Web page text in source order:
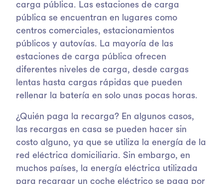
carga pública. Las estaciones de carga
pública se encuentran en lugares como
centros comerciales, estacionamientos
públicos y autovías. La mayoría de las
estaciones de carga pública ofrecen
diferentes niveles de carga, desde cargas
lentas hasta cargas rápidas que pueden
rellenar la batería en solo unas pocas horas.
¿Quién paga la recarga? En algunos casos,
las recargas en casa se pueden hacer sin
costo alguno, ya que se utiliza la energía de la
red eléctrica domiciliaria. Sin embargo, en
muchos países, la energía eléctrica utilizada
para recargar un coche eléctrico se paga por